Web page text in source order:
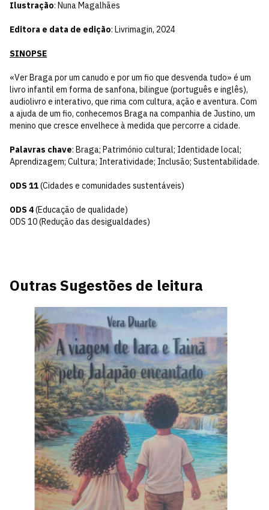
Ilustração: Nuna Magalhães
Editora e data de edição: Livrimagin, 2024
SINOPSE
«Ver Braga por um canudo e por um fio que desvenda tudo» é um
livro infantil em forma de sanfona, bilingue (português e inglês),
audiolivro e interativo, que rima com cultura, ação e aventura. Com
a ajuda de um fio, conhecemos Braga na companhia de Justino, um
menino que cresce envelhece à medida que percorre a cidade.
Palavras chave: Braga; Património cultural; Identidade local;
Aprendizagem; Cultura; Interatividade; Inclusão; Sustentabilidade.
ODS 11(Cidades e comunidades sustentáveis)
ODS 4(Educação de qualidade)
ODS 10 (Redução das desigualdades)
Outras Sugestões de leitura